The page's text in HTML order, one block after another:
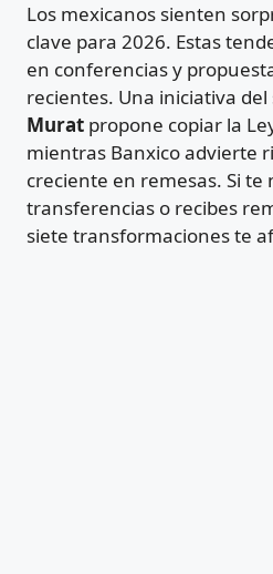
Los mexicanos sienten
clave para 2026. Estas
en conferencias y
recientes. Una iniciativa
Murat propone copiar la
mientras Banxico advierte
creciente en remesas. Si te
transferencias o recibes
siete transformaciones te